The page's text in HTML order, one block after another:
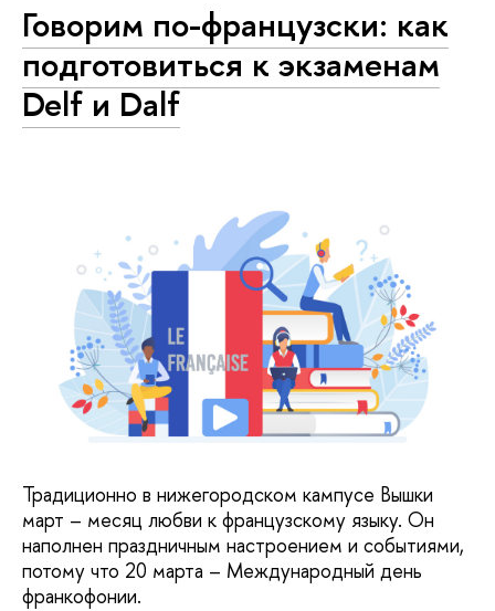
Говорим по-французски: как
подготовиться к экзаменам
Delf и Dalf
Традиционно в нижегородском кампусе Вышки
март – месяц любви к французскому языку. Он
наполнен праздничным настроением и событиями,
потому что 20 марта – Международный день
франкофонии.